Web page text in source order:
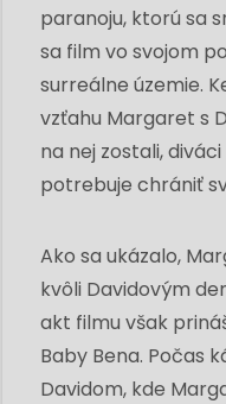
paranoju, ktorú sa
sa film vo svojom
surreálne územie.
vzťahu Margaret s
na nej zostali,
potrebuje chrániť
Ako sa ukázalo,
kvôli Davidovým
akt filmu však
Baby Bena. Počas
Davidom, kde